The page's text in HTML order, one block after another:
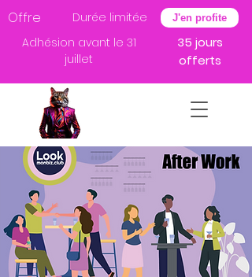
Offre Durée limitée J'en profite
Adhésion avant le 31
juillet
35 jours
offerts